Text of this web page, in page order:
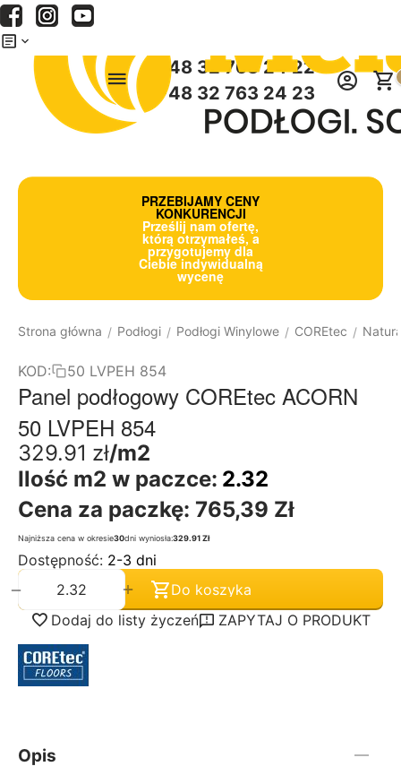
+48 32 763 24 22
+48 32 763 24 23
PRZEBIJAMY CENY
KONKURENCJI
Prześlij nam ofertę,
którą otrzymałeś, a
przygotujemy dla
Ciebie indywidualną
wycenę
Strona główna / Podłogi / Podłogi Winylowe / COREtec /
KOD: 50 LVPEH 854
Panel podłogowy COREtec ACORN
50 LVPEH 854
329.91 zł/m2
Ilość m2 w paczce: 2.32
Cena za paczkę: 765,39 Zł
Najniższa cena w okresie30dni wyniosła:329.91 Zł
Dostępność: 2-3 dni
+
−
Do koszyka
Dodaj do listy życzeń
ZAPYTAJ O PRODUKT
Opis